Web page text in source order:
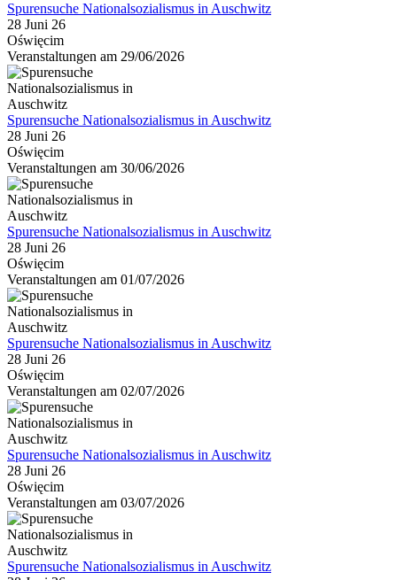
Spurensuche Nationalsozialismus in Auschwitz
28 Juni 26
Oświęcim
Veranstaltungen am 29/06/2026
Spurensuche Nationalsozialismus in Auschwitz
28 Juni 26
Oświęcim
Veranstaltungen am 30/06/2026
Spurensuche Nationalsozialismus in Auschwitz
28 Juni 26
Oświęcim
Veranstaltungen am 01/07/2026
Spurensuche Nationalsozialismus in Auschwitz
28 Juni 26
Oświęcim
Veranstaltungen am 02/07/2026
Spurensuche Nationalsozialismus in Auschwitz
28 Juni 26
Oświęcim
Veranstaltungen am 03/07/2026
Spurensuche Nationalsozialismus in Auschwitz